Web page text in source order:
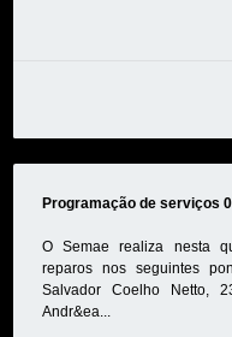
Programação de serviços
O Semae realiza nesta
reparos nos seguintes
Salvador Coelho Netto,
Andr&ea...